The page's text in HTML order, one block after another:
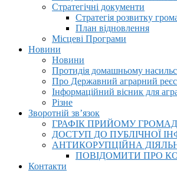
Стратегічні документи
Стратегія розвитку
План відновлення
Місцеві Програми
Новини
Новини
Протидія домашньому
Про Державний аграрний
Інформаційний вісник для
Різне
Зворотній зв’язок
ГРАФІК ПРИЙОМУ
ДОСТУП ДО ПУБЛІЧНОЇ
АНТИКОРУПЦІЙНА
ПОВІДОМИТИ ПРО
Контакти